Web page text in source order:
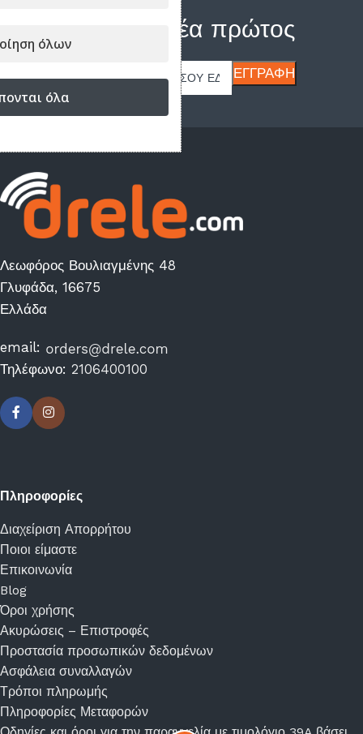
Μάθε τα νέα πρώτος
Λεωφόρος Βουλιαγμένης 48
Γλυφάδα, 16675
Ελλάδα
email:
Τηλέφωνο: 2106400100
Πληροφορίες
Διαχείριση Απορρήτου
Ποιοι είμαστε
Επικοινωνία
Blog
Όροι χρήσης
Ακυρώσεις – Επιστροφές
Προστασία προσωπικών δεδομένων
Ασφάλεια συναλλαγών
Τρόποι πληρωμής
Πληροφορίες Μεταφορών
όλων
όλα